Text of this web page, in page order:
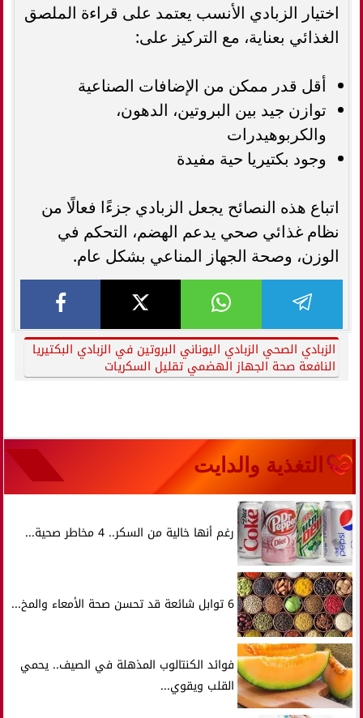
اختيار الزبادي الأنسب يعتمد على قراءة الملصق
الغذائي بعناية، مع التركيز على:
أقل قدر ممكن من الإضافات الصناعية
توازن جيد بين البروتين، الدهون،
والكربوهيدرات
وجود بكتيريا حية مفيدة
اتباع هذه النصائح يجعل الزبادي جزءًا فعالًا من
نظام غذائي صحي يدعم الهضم، التحكم في
الوزن، وصحة الجهاز المناعي بشكل عام.
الزبادي الصحي الزبادي اليوناني البروتين في الزبادي البكتيريا
النافعة صحة الجهاز الهضمي تقليل السكريات
التغذية والدايت
رغم أنها خالية من السكر.. 4 مخاطر صحية...
6 توابل شائعة قد تحسن صحة الأمعاء والمخ...
فوائد الكنتالوب المذهلة في الصيف.. يحمي
القلب ويقوي...